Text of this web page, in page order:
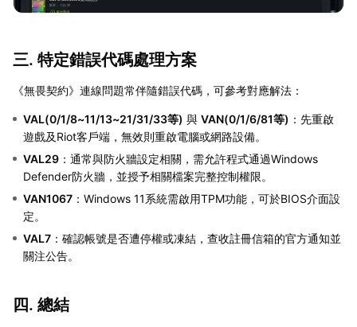
三. 特定錯誤代碼處理方案
《無畏契約》連線問題常伴隨錯誤代碼，可參考對應解法：
VAL(0/1/8~11/13~21/31/33等) 與 VAN(0/1/6/81等) ：先重啟
遊戲及Riot客戶端，無效則重啟電腦或網路設備。
VAL29 ：通常與防火牆設定相關，需允許程式通過Windows
Defender防火牆，並授予相關檔案完整控制權限。
VAN1067 ：Windows 11系統需啟用TPM功能，可於BIOS介面設
定。
VAL7 ：確認帳號是否遭停權或凍結，查收註冊信箱的官方通知並
關注公告。
四. 總結